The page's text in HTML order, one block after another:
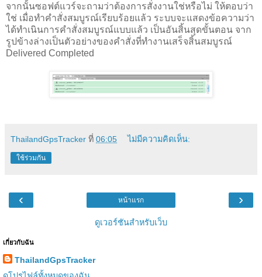
จากนั้นซอฟต์แวร์จะถามว่าต้องการสั่งงานใช่หรือไม่ ให้ตอบว่า
ใช่ เมื่อทำคำสั่งสมบูรณ์เรียบร้อยแล้ว ระบบจะแสดงข้อความว่า
ได้ทำเนินการคำสั่งสมบูรณ์แบบแล้ว เป็นอันสิ้นสุดขั้นตอน จาก
รูปข้างล่างเป็นตัวอย่างของคำสั่งที่ทำงานเสร็จสิ้นสมบูรณ์
Delivered Completed
ThailandGpsTracker ที่ 06:05 ไม่มีความคิดเห็น:
ใช้ร่วมกัน
‹ ›
หน้าแรก
ดูเวอร์ชันสำหรับเว็บ
เกี่ยวกับฉัน
ThailandGpsTracker